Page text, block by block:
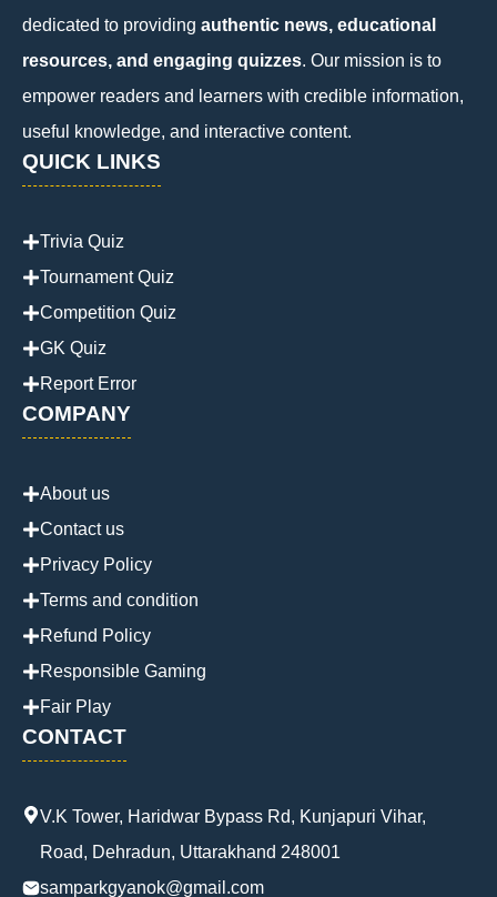
dedicated to providing authentic news, educational
resources, and engaging quizzes. Our mission is to
empower readers and learners with credible information,
useful knowledge, and interactive content.
QUICK LINKS
Trivia Quiz
Tournament Quiz
Competition Quiz
GK Quiz
Report Error
COMPANY
About us
Contact us
Privacy Policy
Terms and condition
Refund Policy
Responsible Gaming
Fair Play
CONTACT
V.K Tower, Haridwar Bypass Rd, Kunjapuri Vihar,
Road, Dehradun, Uttarakhand 248001
samparkgyanok@gmail.com